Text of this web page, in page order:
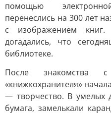
помощью
перенеслись на 300 лет
с изображением
догадались, что
библиотеке.
После знакомства
«книжкохранителя»
— творчество. В умелых
бумага, замелькали